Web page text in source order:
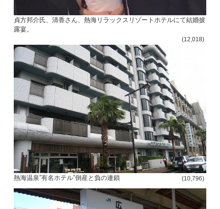
貞方邦介氏、清香さん、熱海リラックスリゾートホテルにて結婚披
露宴。
(12,018)
熱海温泉”有名ホテル”倒産と負の連鎖 (10,796)